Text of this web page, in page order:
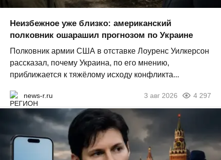
Неизбежное уже близко: американский
полковник ошарашил прогнозом по Украине
Полковник армии США в отставке Лоуренс Уилкерсон
рассказал, почему Украина, по его мнению,
приближается к тяжёлому исходу конфликта...
news-r.ru 3 авг 2026 4 297